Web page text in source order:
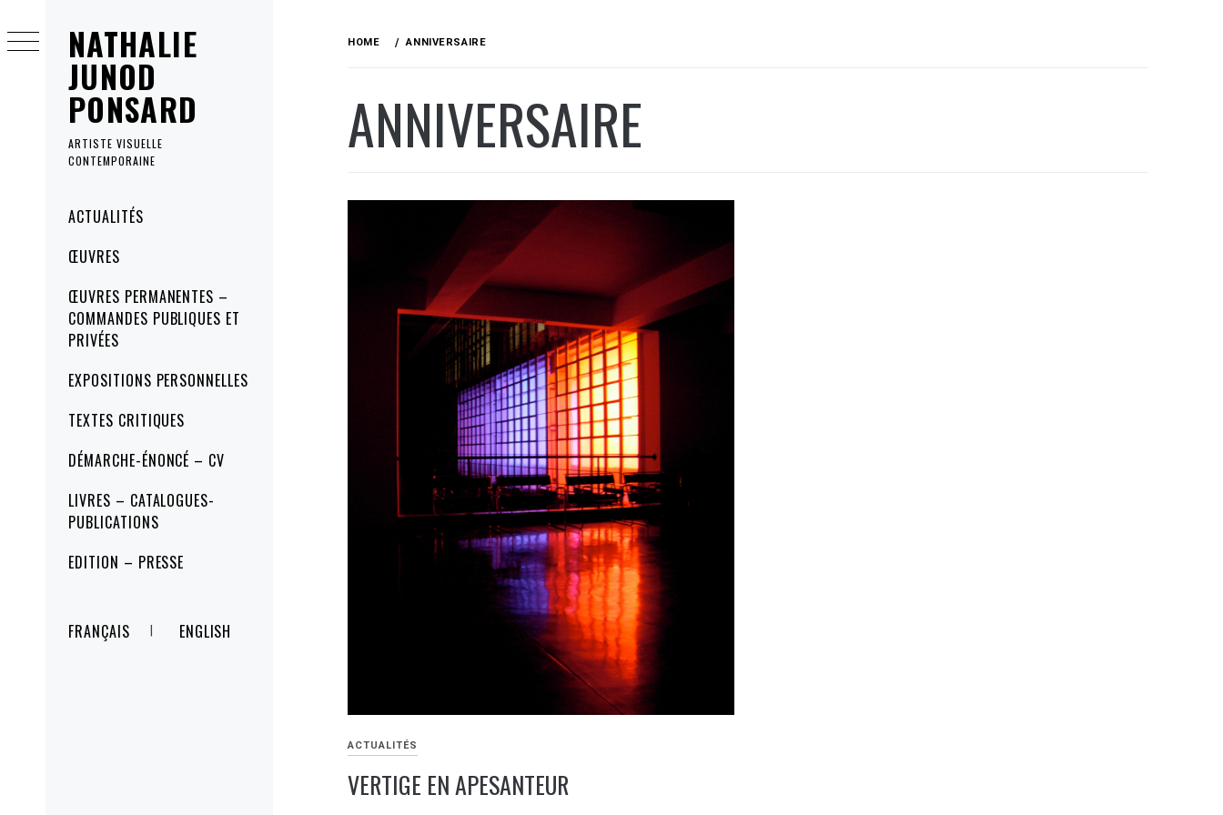
NATHALIE
JUNOD
PONSARD
ARTISTE VISUELLE
CONTEMPORAINE
MenuACTUALITÉS
ŒUVRES
ŒUVRES PERMANENTES –
COMMANDES PUBLIQUES ET
PRIVÉES
EXPOSITIONS PERSONNELLES
TEXTES CRITIQUES
DÉMARCHE-ÉNONCÉ – CV
LIVRES – CATALOGUES-
PUBLICATIONS
EDITION – PRESSE
FRANÇAIS ENGLISH
to
content
HOME ANNIVERSAIRE
ANNIVERSAIRE
ACTUALITÉS
VERTIGE EN APESANTEUR